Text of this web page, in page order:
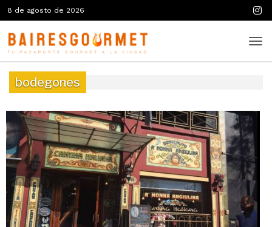
8 de agosto de 2026
bodegones